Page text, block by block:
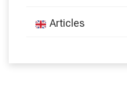
Articles